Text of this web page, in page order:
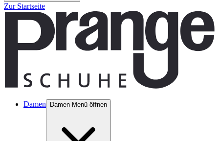
Zur Startseite
Damen Damen Menü öffnen